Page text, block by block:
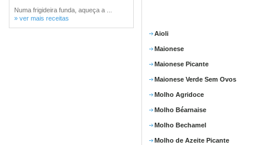
Numa frigideira funda, aqueça a ...
» ver mais receitas
Aioli
Maionese
Maionese Picante
Maionese Verde Sem Ovos
Molho Agridoce
Molho Béarnaise
Molho Bechamel
Molho de Azeite Picante